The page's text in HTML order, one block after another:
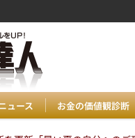
ュース お金の価値観診断